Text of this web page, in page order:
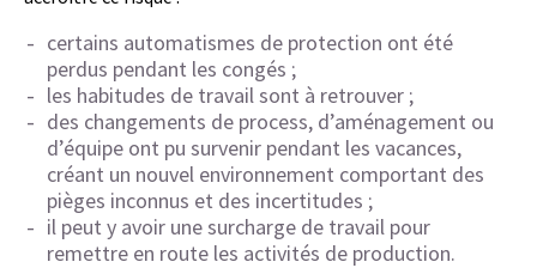
certains automatismes de protection ont été
perdus pendant les congés ;
les habitudes de travail sont à retrouver ;
des changements de process, d’aménagement ou
d’équipe ont pu survenir pendant les vacances,
créant un nouvel environnement comportant des
pièges inconnus et des incertitudes ;
il peut y avoir une surcharge de travail pour
remettre en route les activités de production.